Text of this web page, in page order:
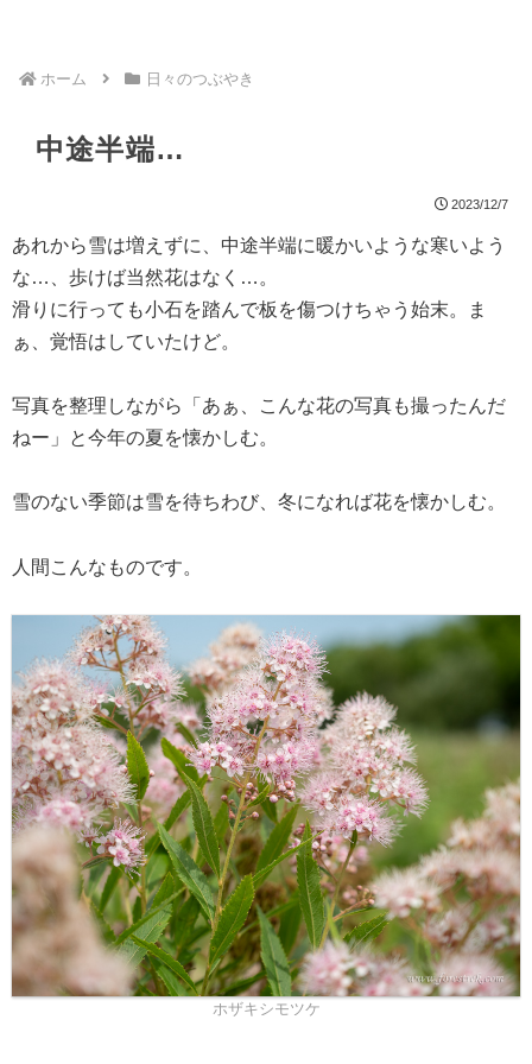
ホーム 日々のつぶやき
中途半端…
2023/12/7
あれから雪は増えずに、中途半端に暖かいような寒いよう
な…、歩けば当然花はなく…。
滑りに行っても小石を踏んで板を傷つけちゃう始末。ま
ぁ、覚悟はしていたけど。
写真を整理しながら「あぁ、こんな花の写真も撮ったんだ
ねー」と今年の夏を懐かしむ。
雪のない季節は雪を待ちわび、冬になれば花を懐かしむ。
人間こんなものです。
ホザキシモツケ